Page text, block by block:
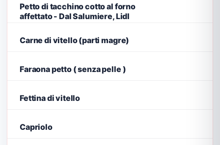
Petto di tacchino cotto al forno
affettato - Dal Salumiere, Lidl
Carne di vitello (parti magre)
Faraona petto ( senza pelle )
Fettina di vitello
Capriolo